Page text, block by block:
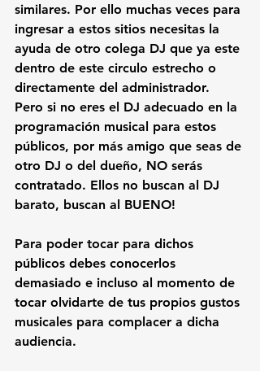
similares. Por ello muchas veces para
ingresar a estos sitios necesitas la
ayuda de otro colega DJ que ya este
dentro de este circulo estrecho o
directamente del administrador.
Pero si no eres el DJ adecuado en la
programación musical para estos
públicos, por más amigo que seas de
otro DJ o del dueño, NO serás
contratado. Ellos no buscan al DJ
barato, buscan al BUENO!
Para poder tocar para dichos
públicos debes conocerlos
demasiado e incluso al momento de
tocar olvidarte de tus propios gustos
musicales para complacer a dicha
audiencia.